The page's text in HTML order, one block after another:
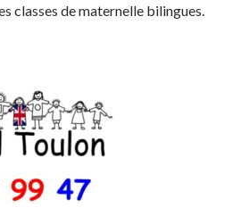
classes de maternelle bilingues.